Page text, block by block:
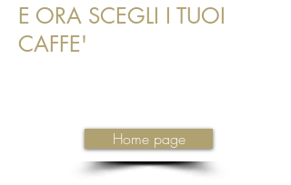
E ORA SCEGLI I TUOI
CAFFE'
Home page